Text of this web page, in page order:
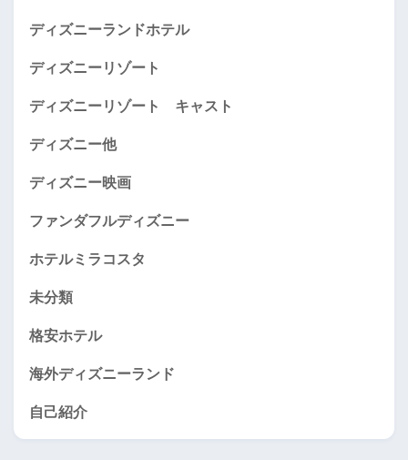
ディズニーランドホテル
ディズニーリゾート
ディズニーリゾート キャスト
ディズニー他
ディズニー映画
ファンダフルディズニー
ホテルミラコスタ
未分類
格安ホテル
海外ディズニーランド
自己紹介